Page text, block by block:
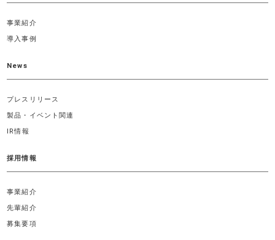
事業紹介
導入事例
News
プレスリリース
製品・イベント関連
IR情報
採用情報
事業紹介
先輩紹介
募集要項